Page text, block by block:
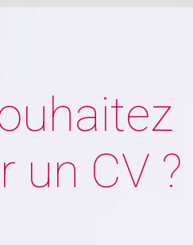
un CV ?